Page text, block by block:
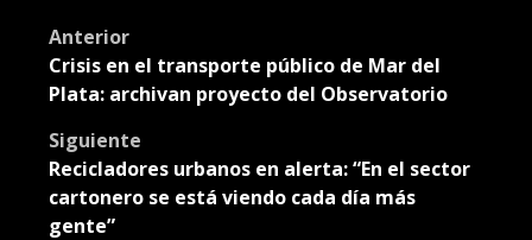
Post
navigation
Anterior
Crisis en el transporte público de Mar del
Plata: archivan proyecto del Observatorio
Siguiente
Recicladores urbanos en alerta: “En el sector
cartonero se está viendo cada día más
gente”